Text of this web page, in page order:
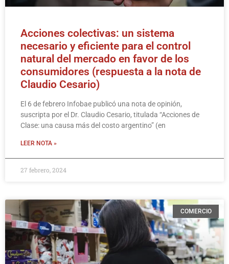
Acciones colectivas: un sistema
necesario y eficiente para el control
natural del mercado en favor de los
consumidores (respuesta a la nota de
Claudio Cesario)
El 6 de febrero Infobae publicó una nota de opinión,
suscripta por el Dr. Claudio Cesario, titulada “Acciones de
Clase: una causa más del costo argentino” (en
LEER NOTA »
27 febrero, 2024
COMERCIO